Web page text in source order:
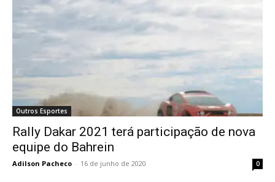
Outros Esportes
Rally Dakar 2021 terá participação de nova
equipe do Bahrein
Adilson Pacheco - 16 de junho de 2020 0